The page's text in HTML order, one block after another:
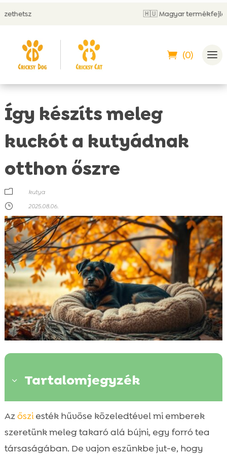
🇭🇺 Magyar termékfejlesztés
(0)
Így készíts meleg
kuckót a kutyádnak
otthon őszre
m
kutya
}
2025.08.06.
3 Tartalomjegyzék
 Miért fontos az őszi kényelem a kutyád
számára
Az ideális hely kiválasztása
Azősziesték hűvöse közeledtével mi emberek
szeretünk meleg takaró alá bújni, egy forró tea
társaságában. De vajon eszünkbe jut-e, hogy